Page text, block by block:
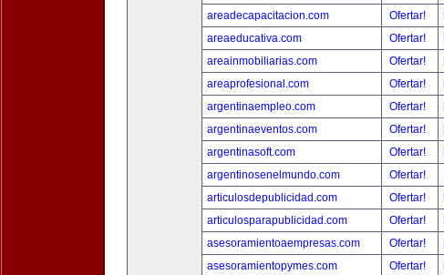
areadecapacitacion.com
Ofertar!
areaeducativa.com
Ofertar!
areainmobiliarias.com
Ofertar!
areaprofesional.com
Ofertar!
argentinaempleo.com
Ofertar!
argentinaeventos.com
Ofertar!
argentinasoft.com
Ofertar!
argentinosenelmundo.com
Ofertar!
articulosdepublicidad.com
Ofertar!
articulosparapublicidad.com
Ofertar!
asesoramientoaempresas.com
Ofertar!
asesoramientopymes.com
Ofertar!